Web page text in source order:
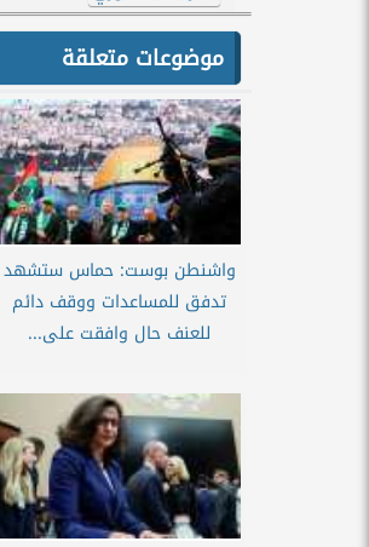
موضوعات متعلقة
واشنطن بوست: حماس ستشهد
تدفق للمساعدات ووقف دائم
للعنف حال وافقت على...